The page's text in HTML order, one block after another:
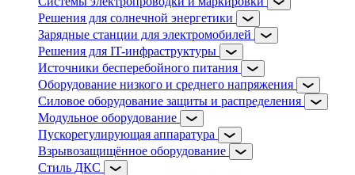
Решения для солнечной энергетики
Зарядные станции для электромобилей
Решения для IT-инфраструктуры
Источники бесперебойного питания
Оборудование низкого и среднего напряжения
Силовое оборудование защиты и распределения
Модульное оборудование
Пускорегулирующая аппаратура
Взрывозащищённое оборудование
Стиль ДКС